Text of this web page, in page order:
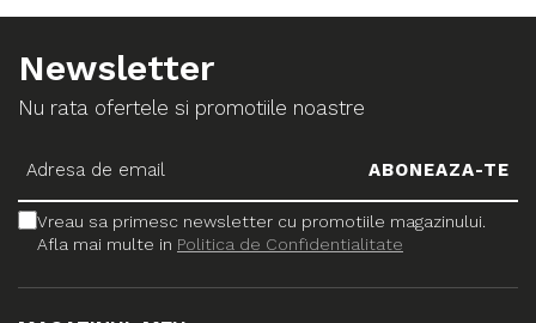
Newsletter
Nu rata ofertele si promotiile noastre
Vreau sa primesc newsletter cu promotiile magazinului.
Afla mai multe in Politica de Confidentialitate